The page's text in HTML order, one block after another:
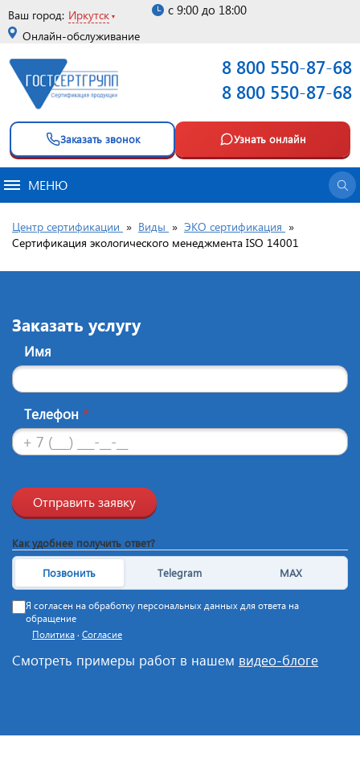
Ваш город: Иркутск
Онлайн-обслуживание
с 9:00 до 18:00
8 800 550-87-68
8 800 550-87-68
Заказать звонок Узнать онлайн
МЕНЮ
Центр сертификации » Виды » ЭКО сертификация »
Сертификация экологического менеджмента ISO 14001
Заказать услугу
Имя
Телефон *
Отправить заявку
Как удобнее получить ответ?
Позвонить Telegram MAX
Я согласен на обработку персональных данных для ответа на
обращение
Политика · Согласие
Смотреть примеры работ в нашем видео-блоге